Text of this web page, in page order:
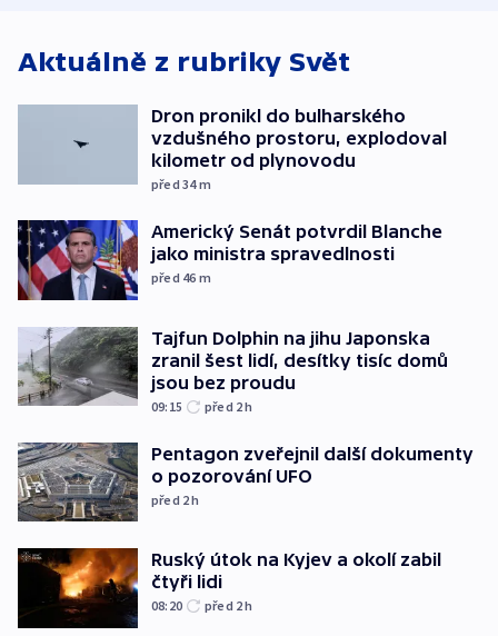
Aktuálně z rubriky Svět
Dron pronikl do bulharského
vzdušného prostoru, explodoval
kilometr od plynovodu
před 34m
Americký Senát potvrdil Blanche
jako ministra spravedlnosti
před 46 m
Tajfun Dolphin na jihu Japonska
zranil šest lidí, desítky tisíc domů
jsou bez proudu
09:15 před 2h
Pentagon zveřejnil další dokumenty
o pozorování UFO
před 2h
Ruský útok na Kyjev a okolí zabil
čtyři lidi
08:20 před 2h